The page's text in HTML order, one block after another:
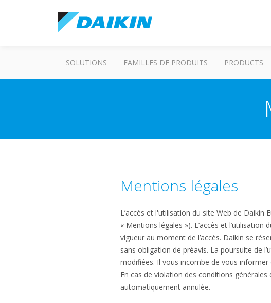
SOLUTIONS FAMILLES DE PRODUITS PRODUCTS
Mentions légales
L’accès et l'utilisation du site Web de
« Mentions légales »). L’accès et
vigueur au moment de l’accès. Daikin se
sans obligation de préavis. La poursuite de
modifiées. Il vous incombe de vous
En cas de violation des conditions
automatiquement annulée.